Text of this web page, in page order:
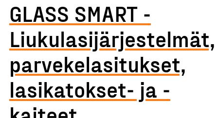
GLASS SMART -
Liukulasijärjestelmät,
parvekelasitukset,
lasikatokset- ja -